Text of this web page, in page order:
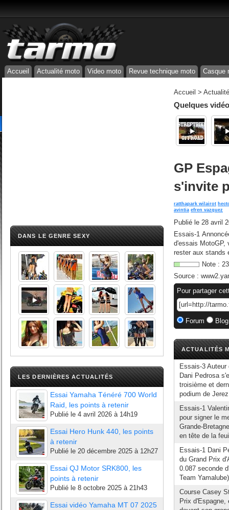
Accueil Actualité moto Video moto Revue technique moto Casque
DANS LE GENRE SEXY
LES DERNIÈRES ACTUALITÉS
Essai Yamaha Ténéré 700 World
Raid, les points à retenir
Publié le 4 avril 2026 à 14h19
Essai Hero Hunk 440, les points
à retenir
Publié le 20 décembre 2025 à 12h27
Essai QJ Motor SRK800, les
points à retenir
Publié le 8 octobre 2025 à 21h43
Essai vidéo Yamaha MT 07 2025
Accueil >
Quelques
GP
s'invite
ratthapark wilairot
avintia efren vazquez
Publié le 28 avril
Essais-1
d'essais MotoGP,
rester aux stands
Note : 23
Source :
Pour partager
Forum
ACTUALITÉS
Essais-3
Dani Pedrosa
troisième et
podium de
Essais-1
pour signer le
Grande-
en tête de la
Essais-1 Dani
du Grand Prix
0.087 seconde
Team
Course Casey
Prix